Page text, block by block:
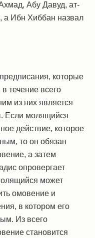
Абу Давуд, ат-
Ибн Хиббан назвал
которые
течение всего
из них является
Если молящийся
действие, которое
то он обязан
а затем
опровергает
может
омовение и
в котором его
Из всего
становится